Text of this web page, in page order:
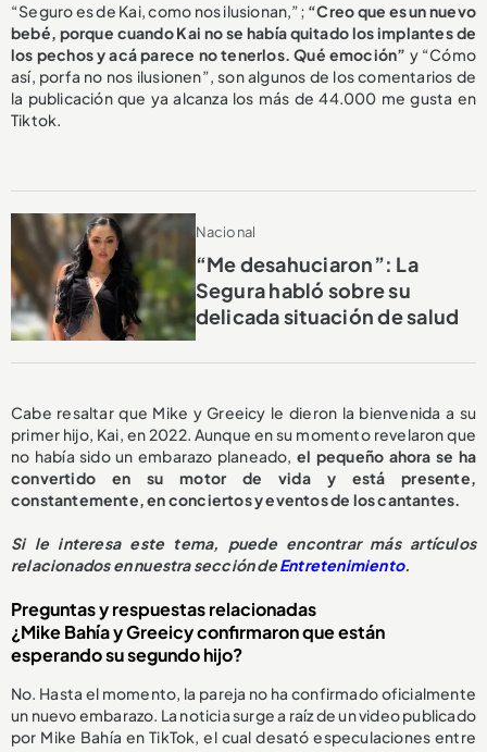
“Seguro es de Kai, como nos ilusionan,”; “Creo que es un nuevo
bebé, porque cuando Kai no se había quitado los implantes de
los pechos y acá parece no tenerlos. Qué emoción” y “Cómo
así, porfa no nos ilusionen”, son algunos de los comentarios de
la publicación que ya alcanza los más de 44.000 me gusta en
Tiktok.
Nacional
“Me desahuciaron”: La
Segura habló sobre su
delicada situación de salud
Cabe resaltar que Mike y Greeicy le dieron la bienvenida a su
primer hijo, Kai, en 2022. Aunque en su momento revelaron que
no había sido un embarazo planeado,el pequeño ahora se ha
convertido en su motor de vida y está presente,
constantemente, en conciertos y eventos de los cantantes.
Si le interesa este tema, puede encontrar más artículos
relacionados en nuestra sección deEntretenimiento.
Preguntas y respuestas relacionadas
¿Mike Bahía y Greeicy confirmaron que están
esperando su segundo hijo?
No. Hasta el momento, la pareja no ha confirmado oficialmente
un nuevo embarazo. La noticia surge a raíz de un video publicado
por Mike Bahía en TikTok, el cual desató especulaciones entre